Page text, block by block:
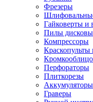
Фрезеры
Гайковерты и
Пилы
Компрессоры
Краскопульты
Перфораторы
Плиткорезы
Аккумуляторы
Граверы